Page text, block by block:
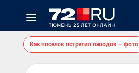
Как поселок встретил паводок — фото